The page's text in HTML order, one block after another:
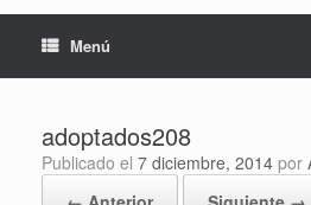
Menú
adoptados208
Publicado el 7 diciembre, 2014 por